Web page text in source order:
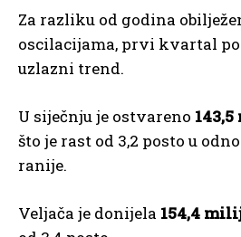
Za razliku od godina
oscilacijama, prvi kvartal
uzlazni trend.
U siječnju je ostvareno
što je rast od 3,2 posto u
ranije.
Veljača je donijela 154,4